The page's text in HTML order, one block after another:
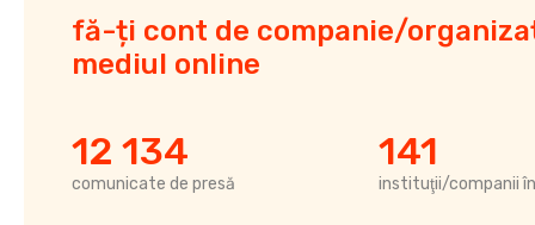
fă-ți cont de companie/
mediul online
12 134
comunicate de presă
141
instituţii/companii